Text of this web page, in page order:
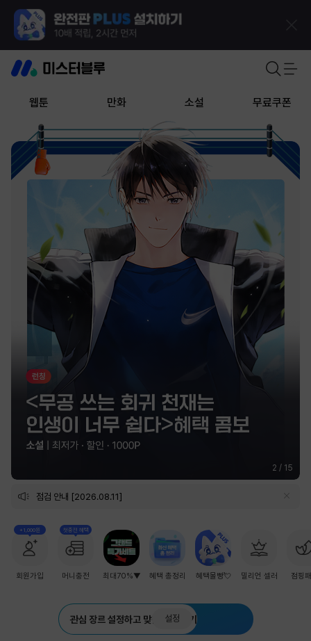
웹툰 만화 소설 무료쿠폰
2 / 15
점검 안내 [2026.08.11]
+1,000원
회원가입
첫충전 혜택
머니충전 최대70%▼ 혜택 총정리 혜택몰빵💘 밀리언 셀러 점핑
관심 장르 설정하고 맞춤 추천 받기
설정